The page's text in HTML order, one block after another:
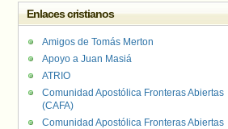
Enlaces cristianos
Amigos de Tomás Merton
Apoyo a Juan Masiá
ATRIO
Comunidad Apostólica Fronteras Abiertas
(CAFA)
Comunidad Apostólica Fronteras Abiertas